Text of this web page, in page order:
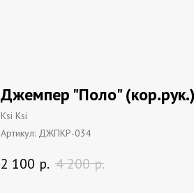
Джемпер "Поло" (кор.рук.)
Ksi Ksi
Артикул: ДЖПКР-034
2 100 р. 4 200 р.